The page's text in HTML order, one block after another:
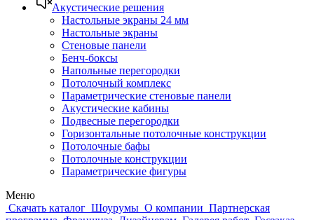
Акустические решения
Настольные экраны 24 мм
Настольные экраны
Стеновые панели
Бенч-боксы
Напольные перегородки
Потолочный комплекс
Параметрические стеновые панели
Акустические кабины
Подвесные перегородки
Горизонтальные потолочные конструкции
Потолочные бафы
Потолочные конструкции
Параметрические фигуры
Меню
Скачать каталог Шоурумы О компании Партнерская